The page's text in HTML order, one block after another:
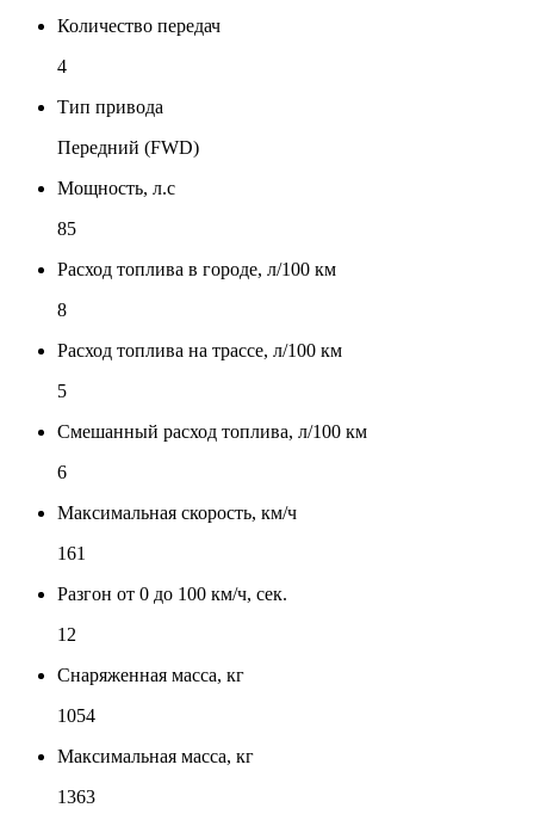
Количество передач
4
Тип привода
Передний (FWD)
Мощность, л.с
85
Расход топлива в городе, л/100 км
8
Расход топлива на трассе, л/100 км
5
Смешанный расход топлива, л/100 км
6
Максимальная скорость, км/ч
161
Разгон от 0 до 100 км/ч, сек.
12
Снаряженная масса, кг
1054
Максимальная масса, кг
1363